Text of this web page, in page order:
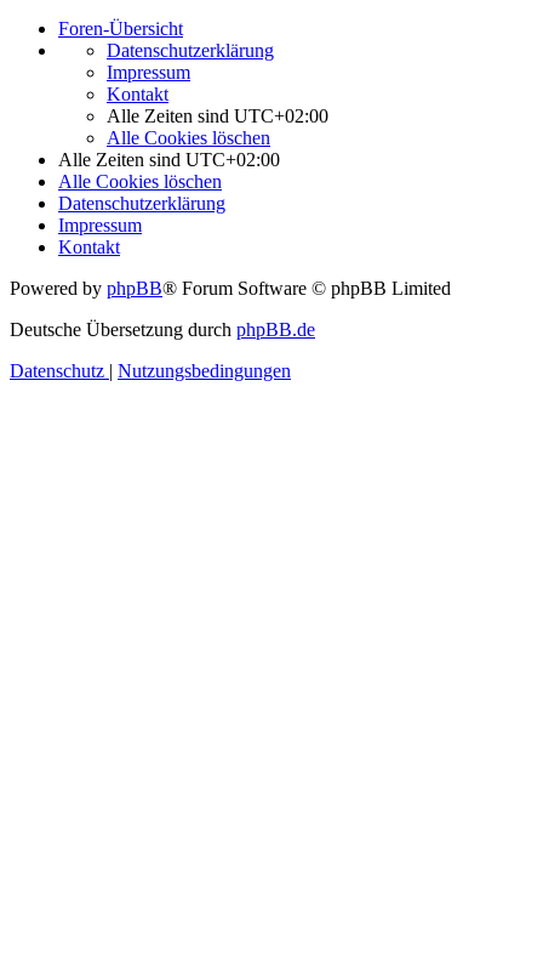
Foren-Übersicht
Datenschutzerklärung
Impressum
Kontakt
Alle Zeiten sind UTC+02:00
Alle Cookies löschen
Alle Zeiten sind UTC+02:00
Alle Cookies löschen
Datenschutzerklärung
Impressum
Kontakt
Powered by phpBB® Forum Software © phpBB Limited
Deutsche Übersetzung durch phpBB.de
Datenschutz | Nutzungsbedingungen